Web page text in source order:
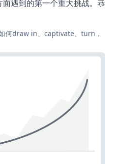
遇到的第一个重大挑战。恭
何draw in、captivate、turn，